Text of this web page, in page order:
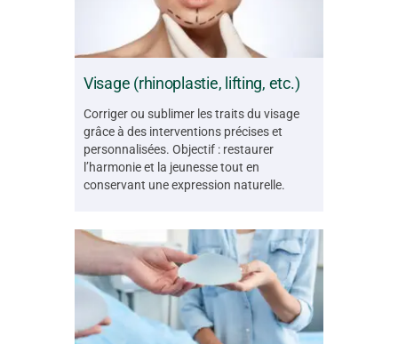
Visage (rhinoplastie, lifting, etc.)
Corriger ou sublimer les traits du visage
grâce à des interventions précises et
personnalisées. Objectif : restaurer
l’harmonie et la jeunesse tout en
conservant une expression naturelle.